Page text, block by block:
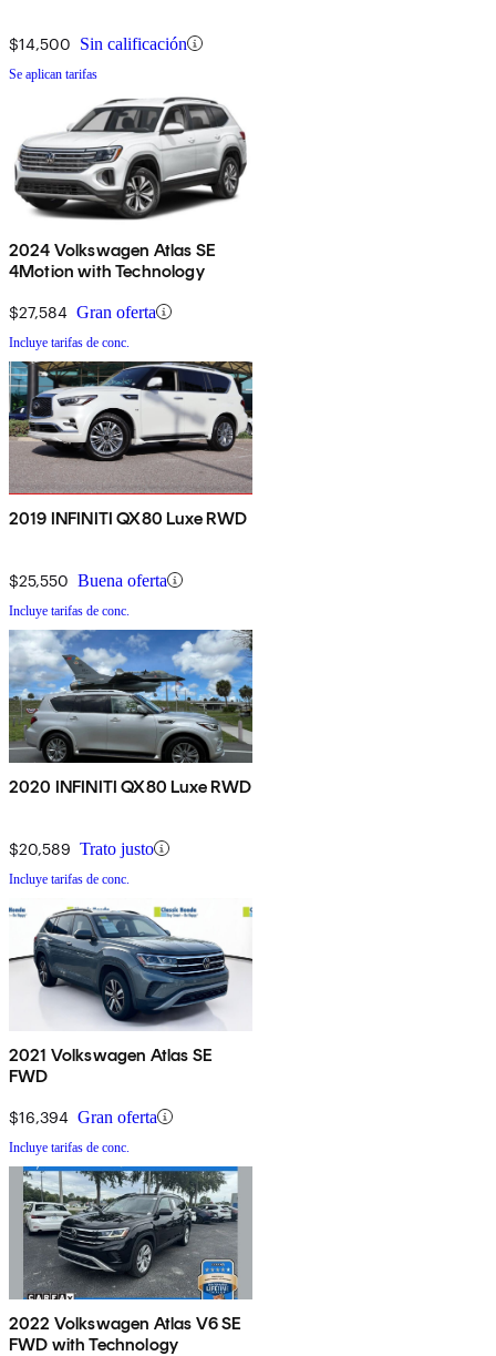
$14,500 Sin calificación
Se aplican tarifas
2024 Volkswagen Atlas SE
4Motion with Technology
$27,584 Gran oferta
Incluye tarifas de conc.
2019 INFINITI QX80 Luxe RWD
$25,550 Buena oferta
Incluye tarifas de conc.
2020 INFINITI QX80 Luxe RWD
$20,589 Trato justo
Incluye tarifas de conc.
2021 Volkswagen Atlas SE
FWD
$16,394 Gran oferta
Incluye tarifas de conc.
2022 Volkswagen Atlas V6 SE
FWD with Technology